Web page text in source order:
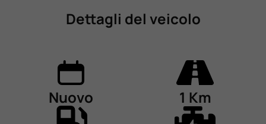
Dettagli del veicolo
Nuovo 1 Km